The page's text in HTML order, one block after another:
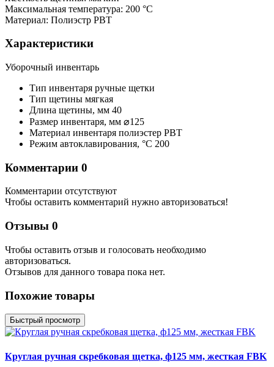
Максимальная температура: 200 °С
Материал: Полиэстр РВТ
Характеристики
Уборочный инвентарь
Тип инвентаря ручные щетки
Тип щетины мягкая
Длина щетины, мм 40
Размер инвентаря, мм ⌀125
Материал инвентаря полиэстер PBT
Режим автоклавирования, °С 200
Комментарии 0
Комментарии отсутствуют
Чтобы оставить комментарий нужно авторизоваться!
Отзывы 0
Чтобы оcтавить отзыв и голосовать необходимо
авторизоваться.
Отзывов для данного товара пока нет.
Похожие товары
Быстрый просмотр
Круглая ручная скребковая щетка, ф125 мм, жесткая FBK